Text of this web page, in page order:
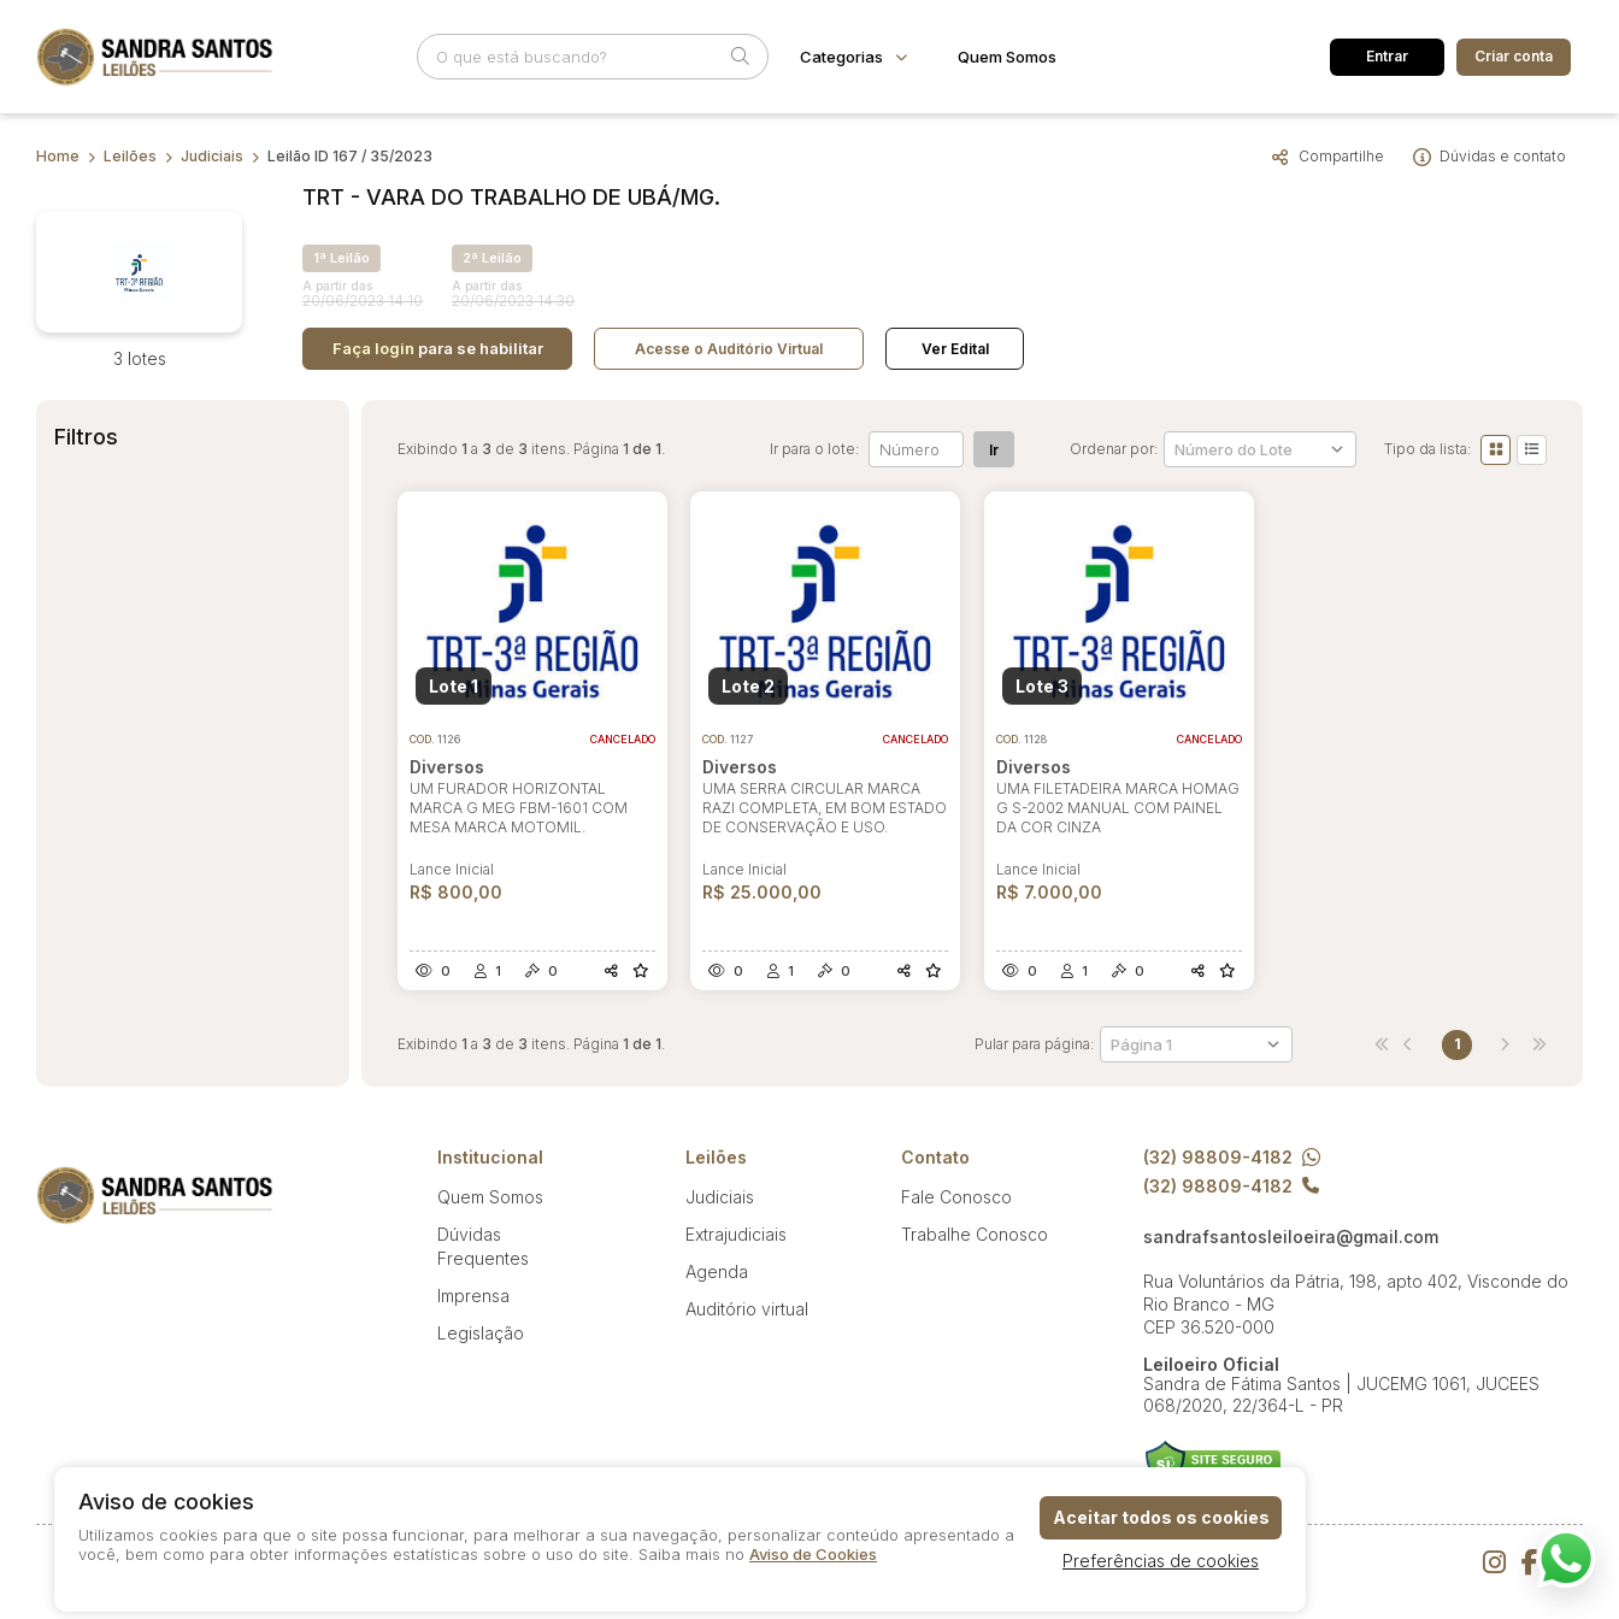
Busca por palavra-chave Categoria Cidade
Comitente
Categorias
Imóveis
Reboque
Quem Somos Entrar Criar conta
Home Leilões Judiciais Leilão ID 167 / 35/2023 Compartilhe Dúvidas e contato
3 lotes
TRT - VARA DO TRABALHO DE UBÁ/MG.
1ª Leilão
A partir das
20/06/2023 14:10
2ª Leilão
A partir das
20/06/2023 14:30
Faça login para se habilitar Acesse o Auditório Virtual Ver Edital
Habilite-se para efetuar lances ou propostas
Filtros Exibindo 1 a 3 de 3 itens. Página 1 de 1. Ir para o lote: Ir Ordenar por: Tipo da lista:
Lote 1
COD. 1126 CANCELADO
Diversos
UM FURADOR HORIZONTAL
MARCA G MEG FBM-1601 COM
MESA MARCA MOTOMIL.
Lance Inicial
R$ 800,00
0 1 0
Lote 2
COD. 1127 CANCELADO
Diversos
UMA SERRA CIRCULAR MARCA
RAZI COMPLETA, EM BOM ESTADO
DE CONSERVAÇÃO E USO.
Lance Inicial
R$ 25.000,00
0 1 0
Lote 3
COD. 1128 CANCELADO
Diversos
UMA FILETADEIRA MARCA HOMAG
G S-2002 MANUAL COM PAINEL
DA COR CINZA
Lance Inicial
R$ 7.000,00
0 1 0
Exibindo 1 a 3 de 3 itens. Página 1 de 1. Pular para página: 1
Institucional
Quem Somos
Dúvidas
Frequentes
Imprensa
Legislação
Leilões
Judiciais
Extrajudiciais
Agenda
Auditório virtual
Contato
Fale Conosco
Trabalhe Conosco
(32) 98809-4182
(32) 98809-4182
sandrafsantosleiloeira@gmail.com
Rua Voluntários da Pátria, 198, apto 402, Visconde do
Rio Branco - MG
CEP 36.520-000
Leiloeiro Oficial
Sandra de Fátima Santos | JUCEMG 1061, JUCEES
068/2020, 22/364-L - PR
© 2026-present - Todos os direitos reservados Política de Privacidade Aviso de Cookies Termos de Uso
Aviso de cookies
Utilizamos cookies para que o site possa funcionar, para melhorar a sua navegação, personalizar conteúdo apresentado a
você, bem como para obter informações estatísticas sobre o uso do site. Saiba mais no Aviso de Cookies
Aceitar todos os cookies
Preferências de cookies